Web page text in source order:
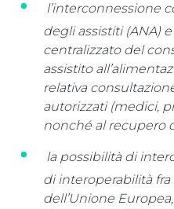
l’interconnessione
degli assistiti (ANA)
centralizzato del
assistito
relativa
autorizzati (medici,
nonché al recupero
la possibilità di
di interoperabilità fra
dell’Unione